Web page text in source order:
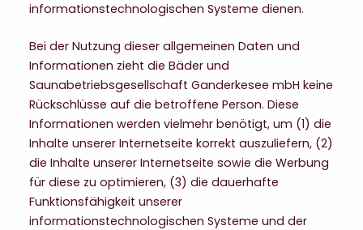
informationstechnologischen Systeme dienen.
Bei der Nutzung dieser allgemeinen Daten und
Informationen zieht die Bäder und
Saunabetriebsgesellschaft Ganderkesee mbH keine
Rückschlüsse auf die betroffene Person. Diese
Informationen werden vielmehr benötigt, um (1) die
Inhalte unserer Internetseite korrekt auszuliefern, (2)
die Inhalte unserer Internetseite sowie die Werbung
für diese zu optimieren, (3) die dauerhafte
Funktionsfähigkeit unserer
informationstechnologischen Systeme und der